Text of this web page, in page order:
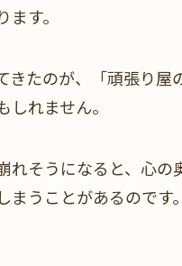
す。
きたのが、「頑張り
しれません。
れそうになると、心
まうことがあるのです。